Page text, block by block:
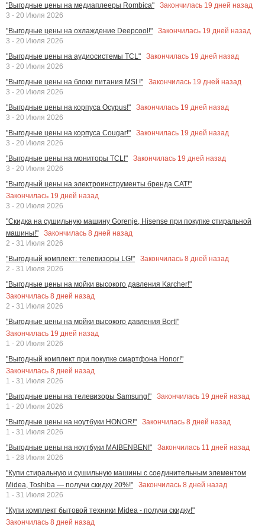
"Выгодные цены на медиаплееры Rombica"
Закончилась 19 дней назад
3 - 20 Июля 2026
"Выгодные цены на охлаждение Deepcool!"
Закончилась 19 дней назад
3 - 20 Июля 2026
"Выгодные цены на аудиосистемы TCL"
Закончилась 19 дней назад
3 - 20 Июля 2026
"Выгодные цены на блоки питания MSI !"
Закончилась 19 дней назад
3 - 20 Июля 2026
"Выгодные цены на корпуса Ocypus!"
Закончилась 19 дней назад
3 - 20 Июля 2026
"Выгодные цены на корпуса Cougar!"
Закончилась 19 дней назад
3 - 20 Июля 2026
"Выгодные цены на мониторы TCL!"
Закончилась 19 дней назад
3 - 20 Июля 2026
"Выгодный цены на электроинструменты бренда CAT!"
Закончилась 19 дней назад
3 - 20 Июля 2026
"Скидка на сушильную машину Gorenje, Hisense при покупке стиральной
машины!"
Закончилась 8 дней назад
2 - 31 Июля 2026
"Выгодный комплект: телевизоры LG!"
Закончилась 8 дней назад
2 - 31 Июля 2026
"Выгодные цены на мойки высокого давления Karcher!"
Закончилась 8 дней назад
2 - 31 Июля 2026
"Выгодные цены на мойки высокого давления Bort!"
Закончилась 19 дней назад
1 - 20 Июля 2026
"Выгодный комплект при покупке смартфона Honor!"
Закончилась 8 дней назад
1 - 31 Июля 2026
"Выгодные цены на телевизоры Samsung!"
Закончилась 19 дней назад
1 - 20 Июля 2026
"Выгодные цены на ноутбуки HONOR!"
Закончилась 8 дней назад
1 - 31 Июля 2026
"Выгодные цены на ноутбуки MAIBENBEN!"
Закончилась 11 дней назад
1 - 28 Июля 2026
"Купи стиральную и сушильную машины с соединительным элементом
Midea, Toshiba — получи скидку 20%!"
Закончилась 8 дней назад
1 - 31 Июля 2026
"Купи комплект бытовой техники Midea - получи скидку!"
Закончилась 8 дней назад